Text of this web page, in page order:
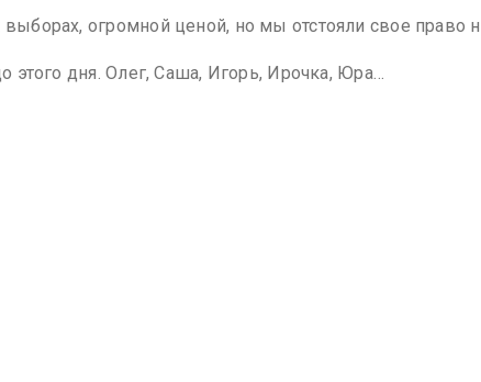
огромной ценой, но мы отстояли свое право
этого дня. Олег, Саша, Игорь, Ирочка, Юра…